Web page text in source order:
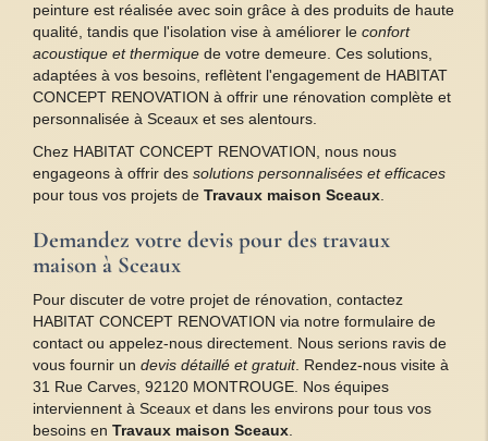
peinture est réalisée avec soin grâce à des produits de haute
qualité, tandis que l'isolation vise à améliorer le confort
acoustique et thermique de votre demeure. Ces solutions,
adaptées à vos besoins, reflètent l'engagement de HABITAT
CONCEPT RENOVATION à offrir une rénovation complète et
personnalisée à Sceaux et ses alentours.
Chez HABITAT CONCEPT RENOVATION, nous nous
engageons à offrir des solutions personnalisées et efficaces
pour tous vos projets de Travaux maison Sceaux
Demandez votre devis pour des travaux
maison à Sceaux
Pour discuter de votre projet de rénovation, contactez
HABITAT CONCEPT RENOVATION via notre formulaire de
contact ou appelez-nous directement. Nous serions ravis de
vous fournir un devis détaillé et gratuit. Rendez-nous visite à
31 Rue Carves, 92120 MONTROUGE. Nos équipes
interviennent à Sceaux et dans les environs pour tous vos
besoins en Travaux maison Sceaux